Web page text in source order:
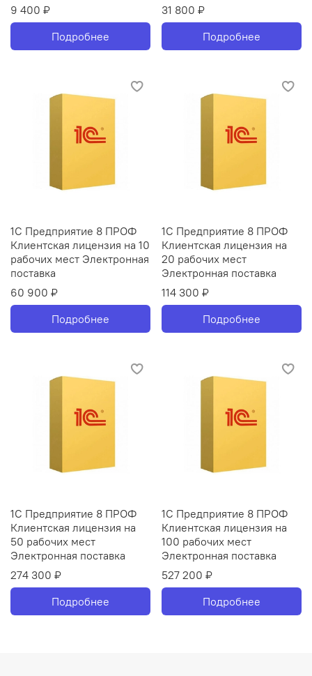
9 400 ₽
Подробнее
31 800 ₽
Подробнее
1С Предприятие 8 ПРОФ
Клиентская лицензия на 10
рабочих мест Электронная
поставка
60 900 ₽
Подробнее
1С Предприятие 8 ПРОФ
Клиентская лицензия на
20 рабочих мест
Электронная поставка
114 300 ₽
Подробнее
1С Предприятие 8 ПРОФ
Клиентская лицензия на
50 рабочих мест
Электронная поставка
274 300 ₽
Подробнее
1С Предприятие 8 ПРОФ
Клиентская лицензия на
100 рабочих мест
Электронная поставка
527 200 ₽
Подробнее